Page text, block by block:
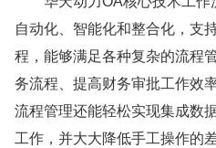
自动化、智能化和整合化，支
程，能够满足各种复杂的流程
务流程、提高财务审批工作效
流程管理还能轻松实现集成数
工作，并大大降低手工操作的差